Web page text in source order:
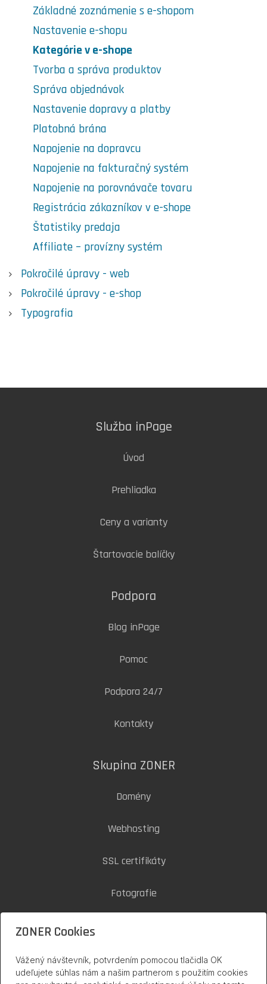
Základné zoznámenie s e-shopom
Nastavenie e-shopu
Kategórie v e-shope
Tvorba a správa produktov
Správa objednávok
Nastavenie dopravy a platby
Platobná brána
Napojenie na dopravcu
Napojenie na fakturačný systém
Napojenie na porovnávače tovaru
Registrácia zákazníkov v e-shope
Štatistiky predaja
Affiliate – provízny systém
Pokročilé úpravy - web
Pokročilé úpravy - e-shop
Typografia
Služba inPage
Úvod
Prehliadka
Ceny a varianty
Štartovacie balíčky
Podpora
Blog inPage
Pomoc
Podpora 24/7
Kontakty
Skupina ZONER
Domény
Webhosting
SSL certifikáty
Fotografie
inPage na internete
ZONER Cookies
Vážený návštevník, potvrdením pomocou tlačidla OK
udeľujete súhlas nám a našim partnerom s použitím cookies